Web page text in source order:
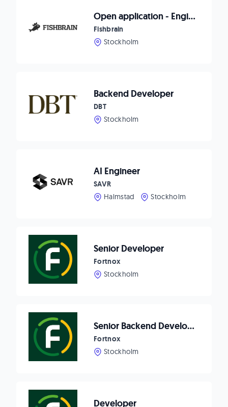
Open application - Engineering
Fishbrain
Stockholm
Backend Developer
DBT
Stockholm
AI Engineer
SAVR
Halmstad
Stockholm
Senior Developer
Fortnox
Stockholm
Senior Backend Developer
Fortnox
Stockholm
Developer